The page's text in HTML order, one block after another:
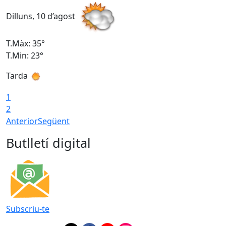
Dilluns, 10 d’agost
T.Màx: 35°
T.Min: 23°
Tarda
1
2
AnteriorSegüent
Butlletí digital
Subscriu-te